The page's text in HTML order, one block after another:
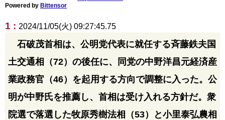
Powered by Bittensor
1 : 2024/11/05(火) 09:27:45.75
石破茂首相は、公明党代表に就任する斉藤鉄夫国
土交通相（72）の後任に、同党の中野洋昌元経済産
業政務官（46）を起用する方向で調整に入った。公
明が中野氏を推薦し、首相は受け入れる方針だ。衆
院選で落選した牧原秀樹法相（53）と小里泰弘農相